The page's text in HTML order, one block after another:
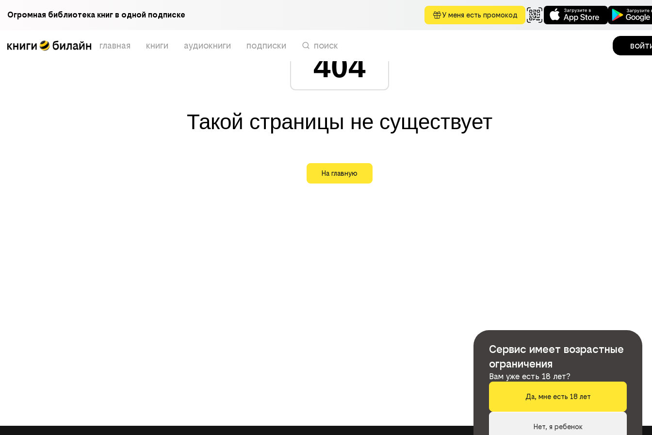
Огромная библиотека книг в одной подписке У меня есть промокод
главная книги аудиокниги подписки поиск
404
Такой страницы не существует
На главную
Сервис имеет возрастные
ограничения
Вам уже есть 18 лет?
Да, мне есть 18 лет
Нет, я ребенок